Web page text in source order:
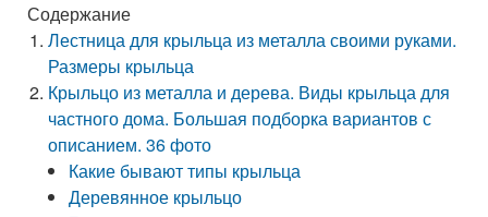
Содержание
Лестница для крыльца из металла своими руками.
Размеры крыльца
Крыльцо из металла и дерева. Виды крыльца для
частного дома. Большая подборка вариантов с
описанием. 36 фото
Какие бывают типы крыльца
Деревянное крыльцо